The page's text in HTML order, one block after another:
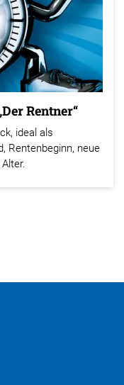
Rentner“
ideal als
Rentenbeginn, neue